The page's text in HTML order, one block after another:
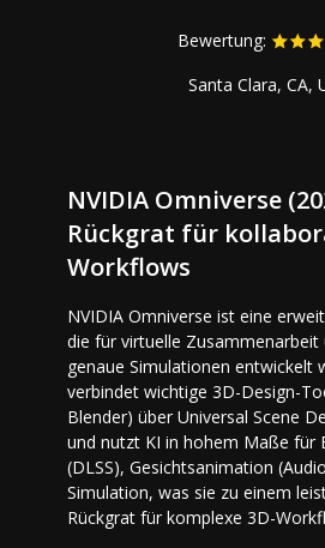
Bewertung:
Santa Clara, CA,
NVIDIA Omniverse
Rückgrat für
Workflows
NVIDIA Omniverse ist eine
die für virtuelle Zusammenarbeit
genaue Simulationen entwickelt
verbindet wichtige 3D-Design-
Blender) über Universal Scene
und nutzt KI in hohem Maße für
(DLSS), Gesichtsanimation
Simulation, was sie zu einem
Rückgrat für komplexe 3D-